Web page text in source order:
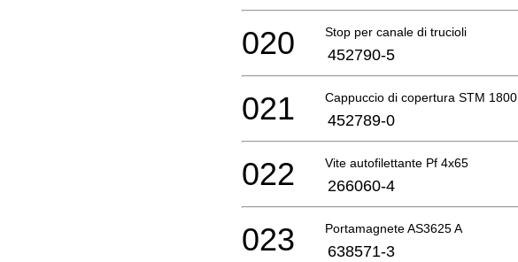
Stop per canale di trucioli
020 452790-5
Cappuccio di copertura STM 1800
021 452789-0
Vite autofilettante Pf 4x65
022 266060-4
Portamagnete AS3625 A
023 638571-3